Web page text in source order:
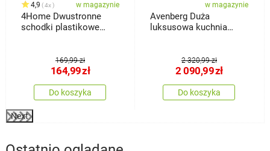
4,9 4x w magazynie
4Home Dwustronne
schodki plastikowe
169,99 zł
164,99zł
Do koszyka
w magazynie
Avenberg Duża
luksusowa kuchnia
2 320,99 zł
2 090,99zł
Do koszyka
Next